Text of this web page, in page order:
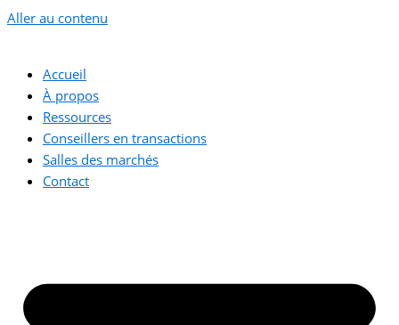
Aller au contenu
Accueil
À propos
Ressources
Conseillers en transactions
Salles des marchés
Contact